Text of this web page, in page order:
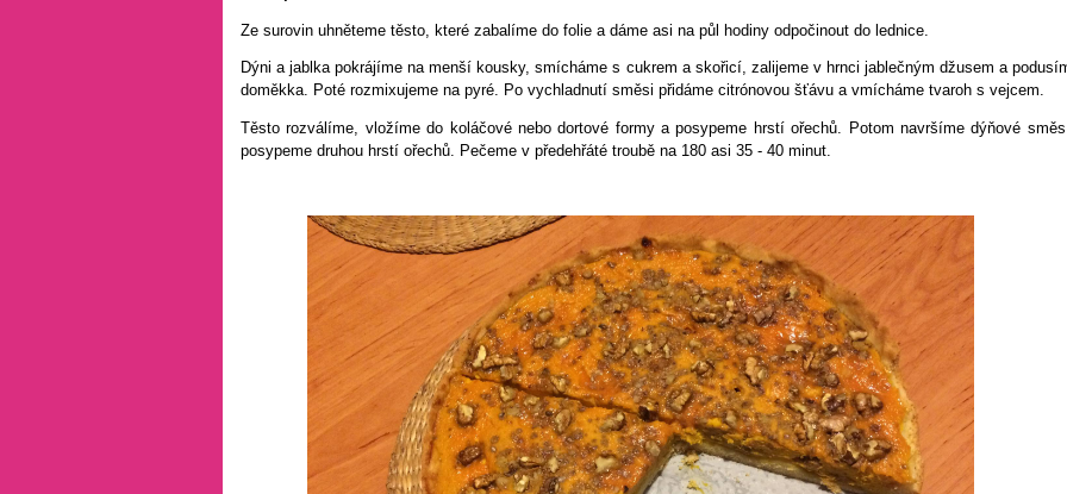
Ze surovin uhněteme těsto, které zabalíme do folie a dáme asi na půl hodiny odpočinout do lednice.
Dýni a jablka pokrájíme na menší kousky, smícháme s cukrem a skořicí, zalijeme v hrnci jablečným džusem a
doměkka. Poté rozmixujeme na pyré. Po vychladnutí směsi přidáme citrónovou šťávu a vmícháme tvaroh s vejcem.
Těsto rozválíme, vložíme do koláčové nebo dortové formy a posypeme hrstí ořechů. Potom navršíme dýňové
posypeme druhou hrstí ořechů. Pečeme v předehřáté troubě na 180 asi 35 - 40 minut.